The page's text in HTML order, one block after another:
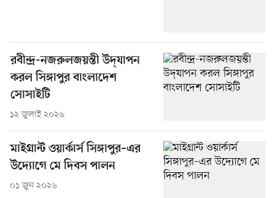
রবীন্দ্র-নজরুলজয়ন্তী উদ্‌যাপন
করল সিঙ্গাপুর বাংলাদেশ
সোসাইটি
১২ জুলাই ২০২৬
মাইগ্রান্ট ওয়ার্কার্স সিঙ্গাপুর–এর
উদ্যোগে মে দিবস পালন
০১ জুন ২০২৬